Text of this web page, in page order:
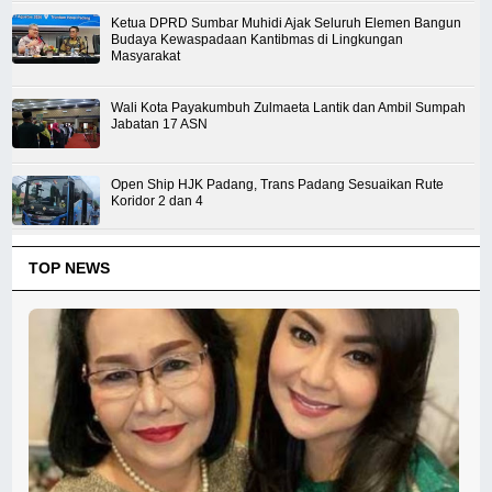
Ketua DPRD Sumbar Muhidi Ajak Seluruh Elemen Bangun
Budaya Kewaspadaan Kantibmas di Lingkungan
Masyarakat
Wali Kota Payakumbuh Zulmaeta Lantik dan Ambil Sumpah
Jabatan 17 ASN
Open Ship HJK Padang, Trans Padang Sesuaikan Rute
Koridor 2 dan 4
TOP NEWS